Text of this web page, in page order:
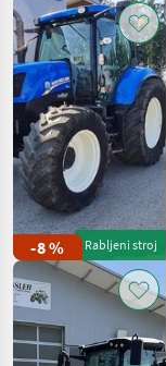
-8 % Rabljeni stroj